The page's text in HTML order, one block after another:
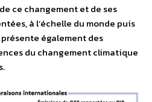
ce changement et de ses
à l’échelle du monde puis
également des
du changement climatique